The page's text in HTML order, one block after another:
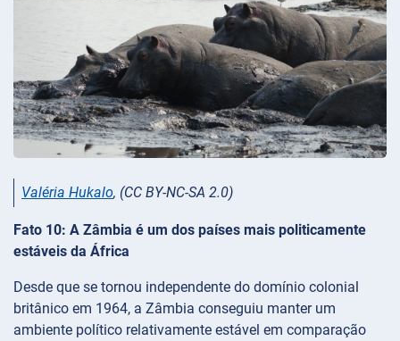
Valéria Hukalo, (CC BY-NC-SA 2.0)
Fato 10: A Zâmbia é um dos países mais politicamente
estáveis da África
Desde que se tornou independente do domínio colonial
britânico em 1964, a Zâmbia conseguiu manter um
ambiente político relativamente estável em comparação